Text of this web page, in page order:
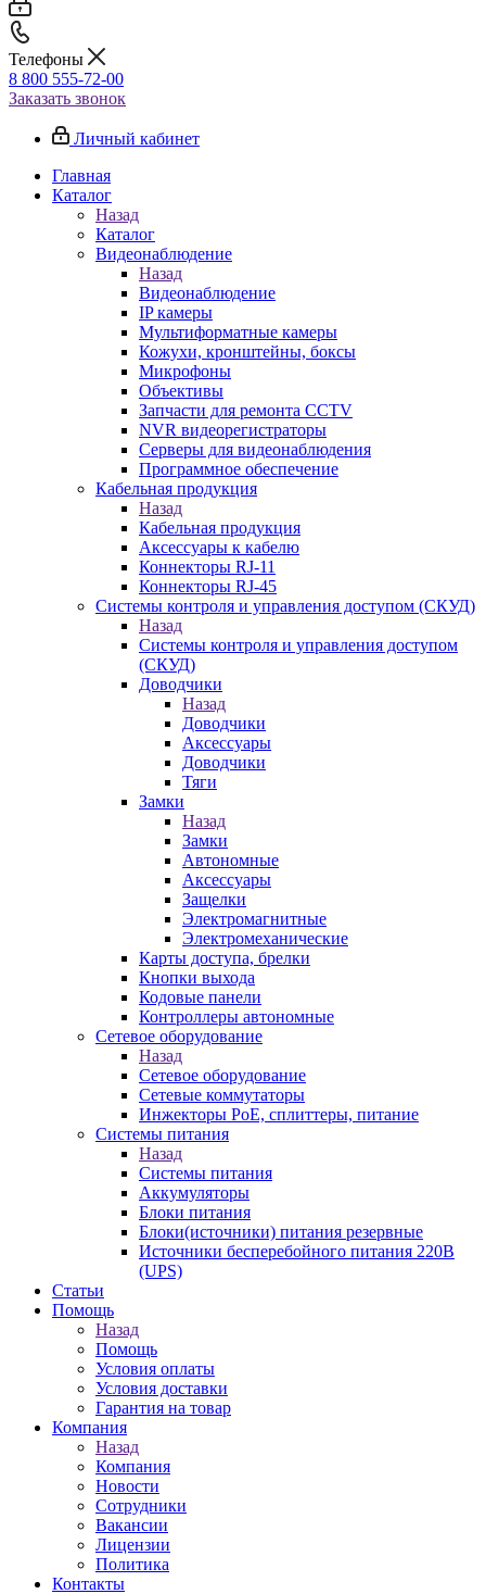
Телефоны
8 800 555-72-00
Заказать звонок
Личный кабинет
Главная
Каталог
Назад
Каталог
Видеонаблюдение
Назад
Видеонаблюдение
IP камеры
Мультиформатные камеры
Кожухи, кронштейны, боксы
Микрофоны
Объективы
Запчасти для ремонта CCTV
NVR видеорегистраторы
Серверы для видеонаблюдения
Программное обеспечение
Кабельная продукция
Назад
Кабельная продукция
Аксессуары к кабелю
Коннекторы RJ-11
Коннекторы RJ-45
Системы контроля и управления доступом (СКУД)
Назад
Системы контроля и управления доступом
(СКУД)
Доводчики
Назад
Доводчики
Аксессуары
Доводчики
Тяги
Замки
Назад
Замки
Автономные
Аксессуары
Защелки
Электромагнитные
Электромеханические
Карты доступа, брелки
Кнопки выхода
Кодовые панели
Контроллеры автономные
Сетевое оборудование
Назад
Сетевое оборудование
Сетевые коммутаторы
Инжекторы РоЕ, сплиттеры, питание
Системы питания
Назад
Системы питания
Аккумуляторы
Блоки питания
Блоки(источники) питания резервные
Источники бесперебойного питания 220В
(UPS)
Статьи
Помощь
Назад
Помощь
Условия оплаты
Условия доставки
Гарантия на товар
Компания
Назад
Компания
Новости
Сотрудники
Вакансии
Лицензии
Политика
Контакты